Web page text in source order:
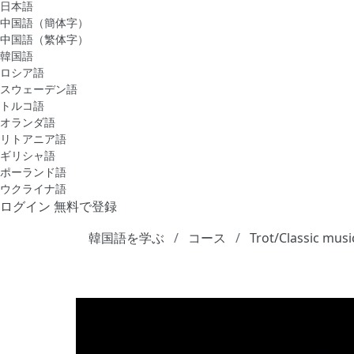
日本語
中国語（簡体字）
中国語（繁体字）
韓国語
ロシア語
スウェーデン語
トルコ語
オランダ語
リトアニア語
ギリシャ語
ポーランド語
ウクライナ語
ログイン 無料で登録
韓国語を学ぶ
コース Trot/Classic